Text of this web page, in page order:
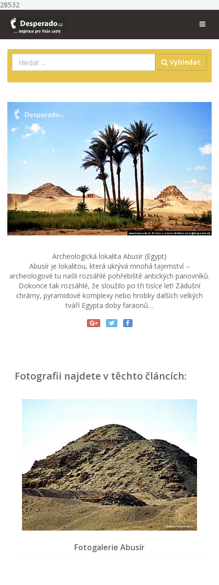
28532
Vyhledat
Archeologická lokalita Abusír (Egypt)
Abusír je lokalitou, která ukrývá mnohá tajemství –
archeologové tu našli rozsáhlé pohřebiště antických panovníků.
Dokonce tak rozsáhlé, že sloužilo po tři tisíce let! Zádušní
chrámy, pyramidové komplexy nebo hrobky dalších velkých
tváří Egypta doby faraonů…
Fotografii najdete v těchto článcích:
Fotogalerie Abusír